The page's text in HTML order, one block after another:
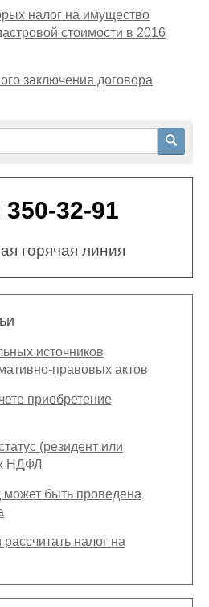
налог на имущество
стоимости в 2016
заключения договора
Search
350-32-91
горячая линия
источников
правовых актов
приобретение
(резидент или
НДФЛ
может быть проведена
рассчитать налог на